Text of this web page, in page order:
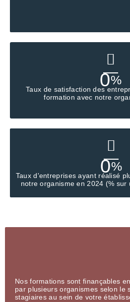
0%
Taux de satisfaction des
formation avec notre
0%
Taux d'entreprises ayant réalisé
notre organisme en 2024 (% sur
Nos formations sont finançables
par plusieurs organismes selon le
stagiaires au sein de votre